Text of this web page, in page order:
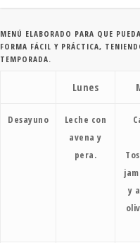
MENÚ ELABORADO PARA QUE
FORMA FÁCIL Y PRÁCTICA,
TEMPORADA.
Lunes
Desayuno
Leche con
avena y
pera.
y